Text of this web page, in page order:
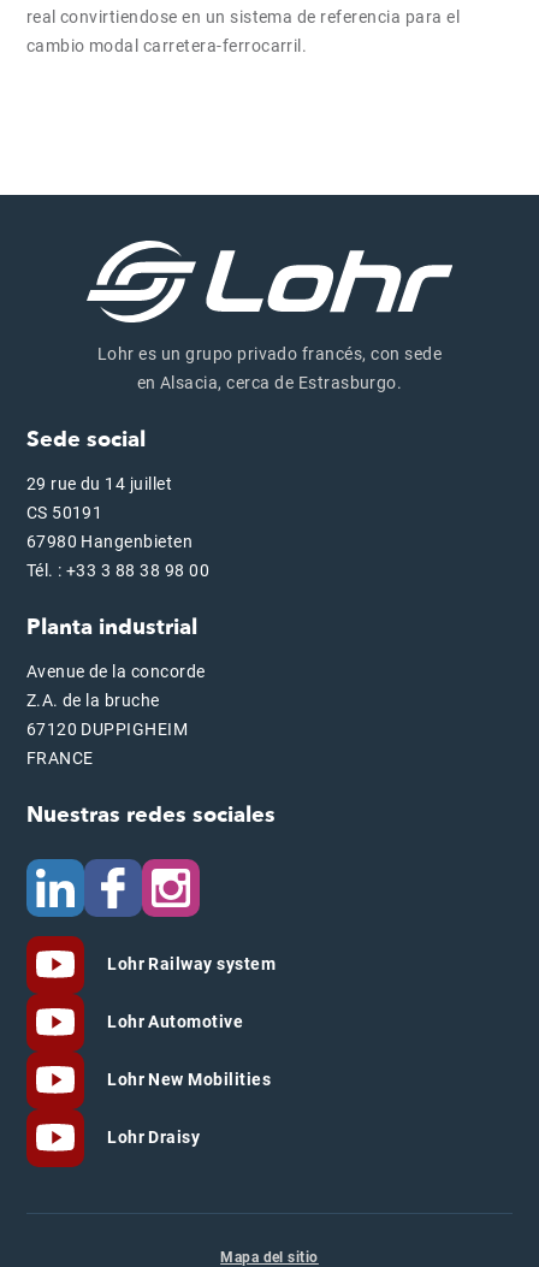
real convirtiendose en un sistema de referencia para el
cambio modal carretera-ferrocarril.
Lohr es un grupo privado francés, con sede
en Alsacia, cerca de Estrasburgo.
Sede social
29 rue du 14 juillet
CS 50191
67980 Hangenbieten
Tél. : +33 3 88 38 98 00
Planta industrial
Avenue de la concorde
Z.A. de la bruche
67120 DUPPIGHEIM
FRANCE
Nuestras redes sociales
Lohr Railway system
Lohr Automotive
Lohr New Mobilities
Lohr Draisy
Mapa del sitio